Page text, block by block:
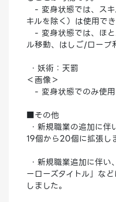
- 変身状態では、ス
キルを除く）は使用でき
- 変身状態では、ほ
ル移動、はしご/ロープ
・妖術：天罰
＜画像＞
- 変身状態でのみ使用
■その他
・新規職業の追加に
19個から20個に拡張し
・新規職業追加に伴
ーローズタイトル」な
しました。